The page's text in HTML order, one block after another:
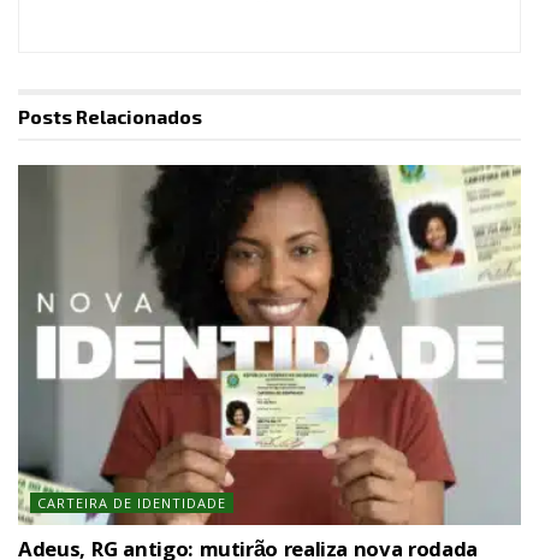
PostsRelacionados
CARTEIRA DE IDENTIDADE
Adeus, RG antigo: mutirão realiza nova rodada